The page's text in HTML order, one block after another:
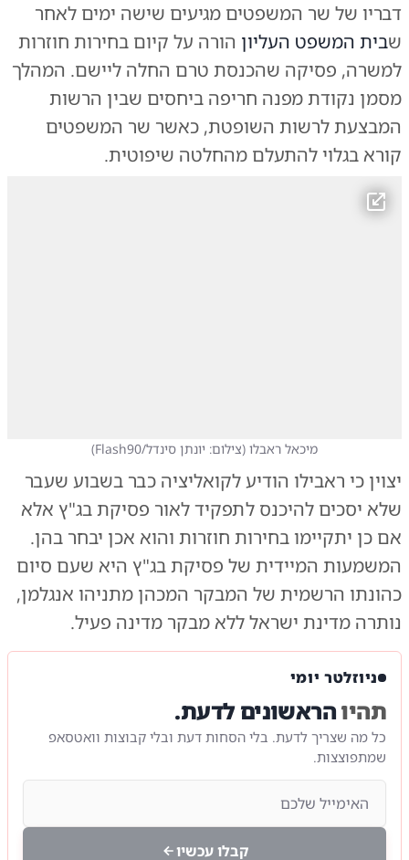
דבריו של שר המשפטים מגיעים שישה ימים לאחר
שבית המשפט העליון הורה על קיום בחירות חוזרות
למשרה, פסיקה שהכנסת טרם החלה ליישם. המהלך
מסמן נקודת מפנה חריפה ביחסים שבין הרשות
המבצעת לרשות השופטת, כאשר שר המשפטים
קורא בגלוי להתעלם מהחלטה שיפוטית.
מיכאל ראבלו (צילום: יונתן סינדל/Flash90 )
יצוין כי ראבילו הודיע לקואליציה כבר בשבוע שעבר
שלא יסכים להיכנס לתפקיד לאור פסיקת בג"ץ אלא
אם כן יתקיימו בחירות חוזרות והוא אכן יבחר בהן.
המשמעות המיידית של פסיקת בג"ץ היא שעם סיום
כהונתו הרשמית של המבקר המכהן מתניהו אנגלמן,
נותרה מדינת ישראל ללא מבקר מדינה פעיל.
ניוזלטר יומי
תהיוהראשונים לדעת.
כל מה שצריך לדעת. בלי הסחות דעת ובלי קבוצות וואטסאפ
שמתפוצצות.
קבלו עכשיו